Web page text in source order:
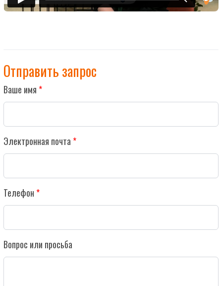
Отправить запрос
Ваше имя
Электронная почта
Телефон
Вопрос или просьба